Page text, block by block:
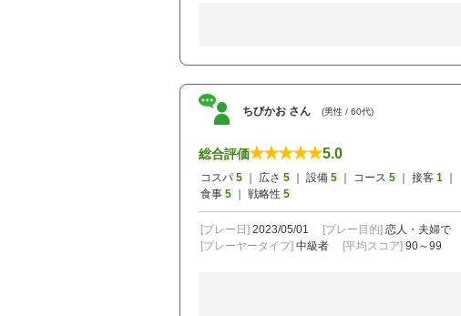
ちびかお さん (男性 / 60代)
総合評価 5.0
コスパ 5 ｜ 広さ 5 ｜ 設備 5 ｜ コース 5 ｜ 接客 1
食事 5 ｜ 戦略性 5
[プレー日] 2023/05/01 [プレー目的] 恋人・夫婦で
[プレーヤータイプ] 中級者 [平均スコア] 90～99